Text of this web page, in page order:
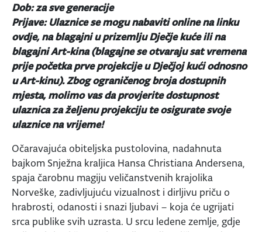
Dob: za sve generacije
Prijave: Ulaznice se mogu nabaviti online na linku
ovdje, na blagajni u prizemlju Dječje kuće ili na
blagajni Art-kina (blagajne se otvaraju sat vremena
prije početka prve projekcije u Dječjoj kući odnosno
u Art-kinu). Zbog ograničenog broja dostupnih
mjesta, molimo vas da provjerite dostupnost
ulaznica za željenu projekciju te osigurate svoje
ulaznice na vrijeme!
Očaravajuća obiteljska pustolovina, nadahnuta
bajkom Snježna kraljica Hansa Christiana Andersena,
spaja čarobnu magiju veličanstvenih krajolika
Norveške, zadivljujuću vizualnost i dirljivu priču o
hrabrosti, odanosti i snazi ljubavi – koja će ugrijati
srca publike svih uzrasta. U srcu ledene zemlje, gdje